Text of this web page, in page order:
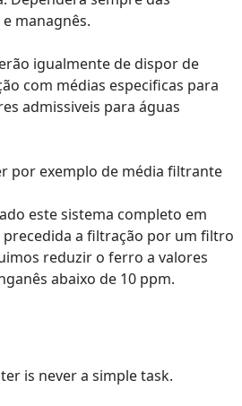
managnês.
igualmente de dispor de
com médias especificas para
admissiveis para águas
por exemplo de média filtrante
este sistema completo em
precedida a filtração por um filtro
reduzir o ferro a valores
abaixo de 10 ppm.
is never a simple task.